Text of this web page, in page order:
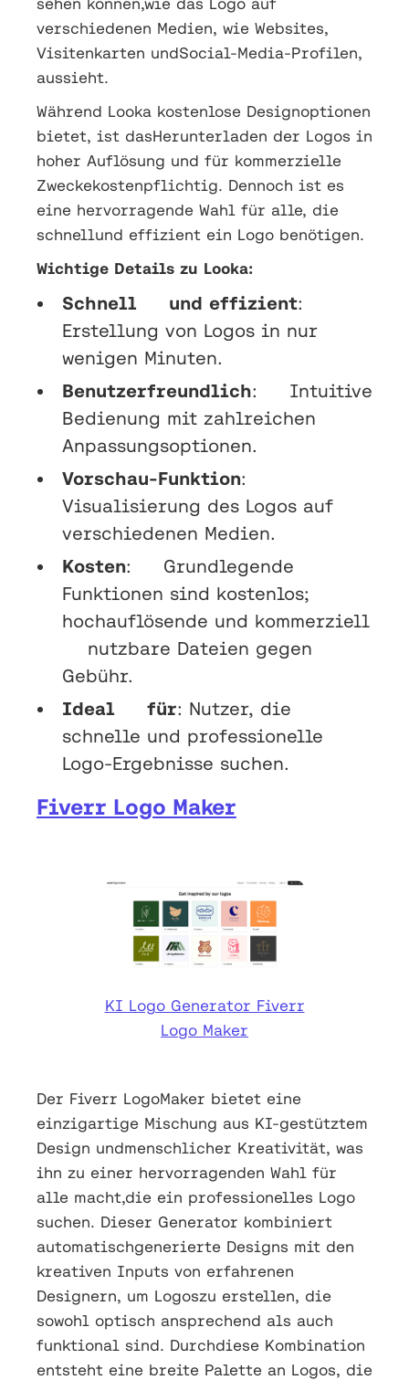
verschiedenen Medien, wie Websites,
Visitenkarten undSocial-Media-Profilen,
aussieht.
Während Looka kostenlose Designoptionen
bietet, ist dasHerunterladen der Logos in
hoher Auflösung und für kommerzielle
Zweckekostenpflichtig. Dennoch ist es
eine hervorragende Wahl für alle, die
schnellund effizient ein Logo benötigen.
Wichtige Details zu Looka:
Schnell und effizient:
Erstellung von Logos in nur
wenigen Minuten.
Benutzerfreundlich: Intuitive
Bedienung mit zahlreichen
Anpassungsoptionen.
Vorschau-Funktion:
Visualisierung des Logos auf
verschiedenen Medien.
Kosten: Grundlegende
Funktionen sind kostenlos;
hochauflösende und kommerziell
nutzbare Dateien gegen
Gebühr.
Ideal für: Nutzer, die
schnelle und professionelle
Logo-Ergebnisse suchen.
Fiverr Logo Maker
KI Logo Generator Fiverr
Logo Maker
Der Fiverr LogoMaker bietet eine
einzigartige Mischung aus KI-gestütztem
Design undmenschlicher Kreativität, was
ihn zu einer hervorragenden Wahl für
alle macht,die ein professionelles Logo
suchen. Dieser Generator kombiniert
automatischgenerierte Designs mit den
kreativen Inputs von erfahrenen
Designern, um Logoszu erstellen, die
sowohl optisch ansprechend als auch
funktional sind. Durchdiese Kombination
entsteht eine breite Palette an Logos, die